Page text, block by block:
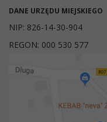
DANE URZĘDU MIEJSKIEGO
NIP: 826-14-30-904
REGON: 000 530 577